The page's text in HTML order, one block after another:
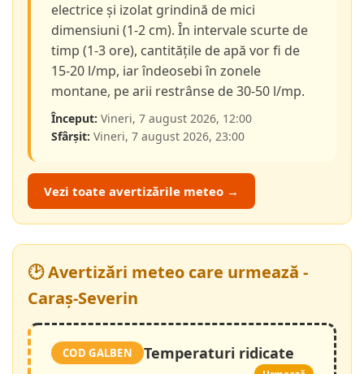
electrice și izolat grindină de mici
dimensiuni (1-2 cm). În intervale scurte de
timp (1-3 ore), cantitățile de apă vor fi de
15-20 l/mp, iar îndeosebi în zonele
montane, pe arii restrânse de 30-50 l/mp.
Început: Vineri, 7 august 2026, 12:00
Sfârșit: Vineri, 7 august 2026, 23:00
Vezi toate avertizările meteo →
🕑 Avertizări meteo care urmează -
Caraș-Severin
COD GALBEN Temperaturi ridicate